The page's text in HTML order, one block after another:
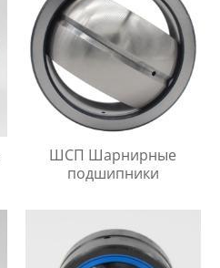
ШСП Шарнирные
подшипники